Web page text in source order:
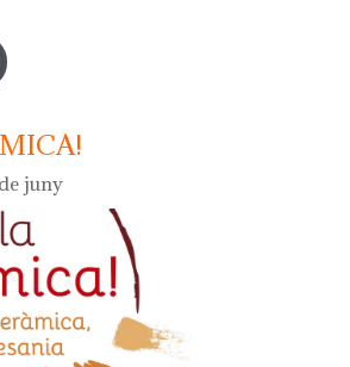
master class a càrrec del
alberto bustos
juny